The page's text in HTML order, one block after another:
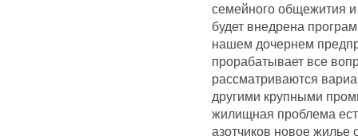
семейного общежития и
будет внедрена
нашем дочернем
прорабатывает все
рассматриваются
другими крупными
жилищная проблема
азотчиков новое жилье